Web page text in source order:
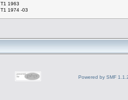
T1 1963
T1 1974 -03
Powered by SMF